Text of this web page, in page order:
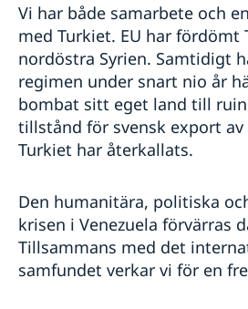
Vi har både samarbete och
med Turkiet. EU har fördömt
nordöstra Syrien. Samtidigt
regimen under snart nio år
bombat sitt eget land till
tillstånd för svensk export
Turkiet har återkallats.
Den humanitära, politiska
krisen i Venezuela förvärras
Tillsammans med det
samfundet verkar vi för en